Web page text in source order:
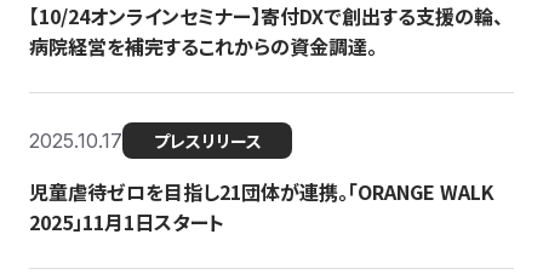
【10/24オンラインセミナー】寄付DXで創出する支援の輪、
病院経営を補完するこれからの資金調達。
2025.10.17 プレスリリース
児童虐待ゼロを目指し21団体が連携。「ORANGE WALK
2025」11月1日スタート